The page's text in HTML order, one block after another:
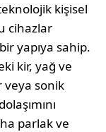
ki­şisel
cihazlar
yapıya sahip.
kir, yağ ve
veya sonik
parlak ve